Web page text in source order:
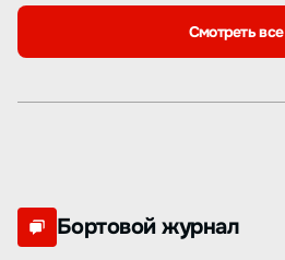
Смотреть все
Бортовой журнал